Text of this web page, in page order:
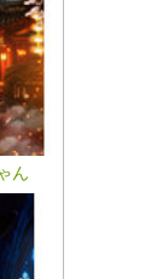
ん